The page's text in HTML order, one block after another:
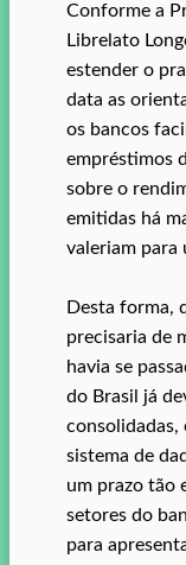
Conforme a
Librelato
estender o
data as
os bancos
empréstimos
sobre o
emitidas há
valeriam para
Desta forma,
precisaria de
havia se
do Brasil já
consolidadas,
sistema de
um prazo tão
setores do
para